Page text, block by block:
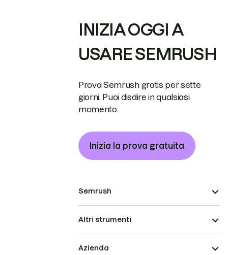
INIZIA OGGI A
USARE SEMRUSH
Prova Semrush gratis per sette
giorni. Puoi disdire in qualsiasi
momento.
Inizia la prova gratuita
Semrush
Altri strumenti
Azienda